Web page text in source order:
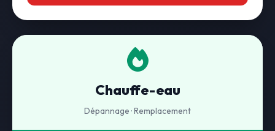
Chauffe-eau
Dépannage · Remplacement